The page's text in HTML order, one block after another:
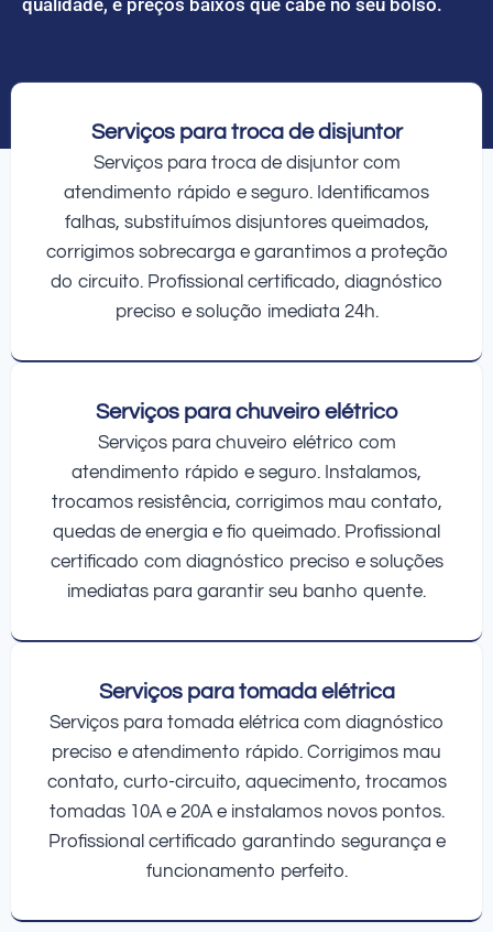
Serviços para troca de disjuntor
Serviços para troca de disjuntor com
atendimento rápido e seguro. Identificamos
falhas, substituímos disjuntores queimados,
corrigimos sobrecarga e garantimos a proteção
do circuito. Profissional certificado, diagnóstico
preciso e solução imediata 24h.
Serviços para chuveiro elétrico
Serviços para chuveiro elétrico com
atendimento rápido e seguro. Instalamos,
trocamos resistência, corrigimos mau contato,
quedas de energia e fio queimado. Profissional
certificado com diagnóstico preciso e soluções
imediatas para garantir seu banho quente.
Serviços para tomada elétrica
Serviços para tomada elétrica com diagnóstico
preciso e atendimento rápido. Corrigimos mau
contato, curto-circuito, aquecimento, trocamos
tomadas 10A e 20A e instalamos novos pontos.
Profissional certificado garantindo segurança e
funcionamento perfeito.